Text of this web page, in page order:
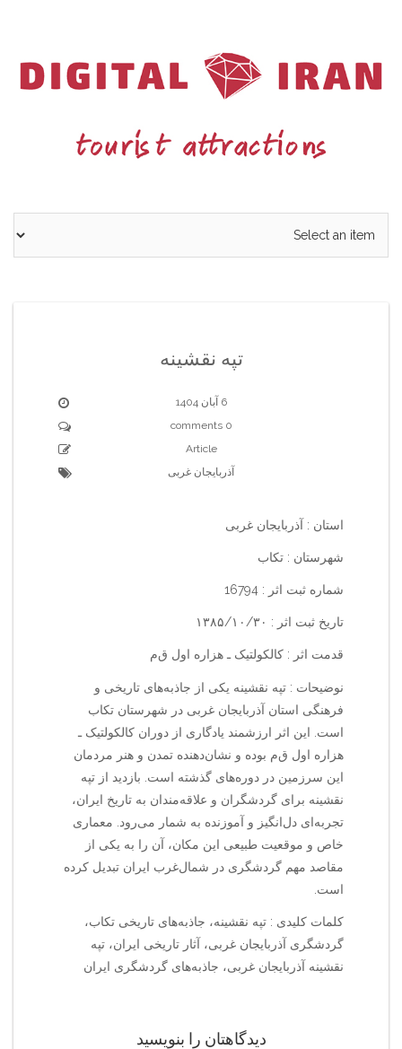
تپه نقشینه
6 آبان 1404
0 comments
Article
آذربایجان غربی
استان : آذربایجان غربی
شهرستان : تکاب
شماره ثبت اثر : 16794
تاریخ ثبت اثر : ۱۳۸۵/۱۰/۳۰
قدمت اثر : کالکولتیک ـ هزاره اول ق‌م‌
نوضیحات : تپه نقشینه یکی از جاذبه‌های تاریخی و
فرهنگی استان آذربایجان غربی در شهرستان تکاب
است. این اثر ارزشمند یادگاری از دوران کالکولتیک ـ
هزاره اول ق‌م‌ بوده و نشان‌دهنده تمدن و هنر مردمان
این سرزمین در دوره‌های گذشته است. بازدید از تپه
نقشینه برای گردشگران و علاقه‌مندان به تاریخ ایران،
تجربه‌ای دل‌انگیز و آموزنده به شمار می‌رود. معماری
خاص و موقعیت طبیعی این مکان، آن را به یکی از
مقاصد مهم گردشگری در شمال‌غرب ایران تبدیل کرده
است.
کلمات کلیدی : تپه نقشینه، جاذبه‌های تاریخی تکاب،
گردشگری آذربایجان غربی، آثار تاریخی ایران، تپه
نقشینه آذربایجان غربی، جاذبه‌های گردشگری ایران
دیدگاهتان را بنویسید